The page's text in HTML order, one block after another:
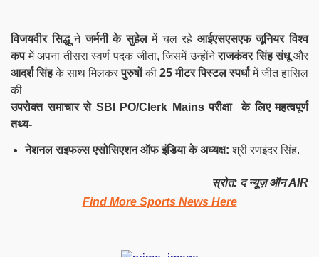
विजयवीर सिद्धूनेजर्मनी के सुहेलमें चल रहे आईएसएसएफ जूनियर विश्व
कपमें अपना तीसरा स्वर्ण पदक जीता, जिसमें उन्होंनेराजकंवर सिंह संधूऔर
आदर्श सिंहके साथ मिलकरपुरुषोंकी 25 मीटर पिस्टल स्पर्धामें जीत हासिल
की
उपरोक्त समाचार से SBI PO/Clerk Mains परीक्षा के लिए महत्वपूर्ण
तथ्य-
नेशनल राइफल्स एसोसिएशन ऑफ इंडिया के अध्यक्ष:श्री रणइंदर सिंह.
स्रोत: द न्यूज़ ऑन AIR
Find More Sports News Here